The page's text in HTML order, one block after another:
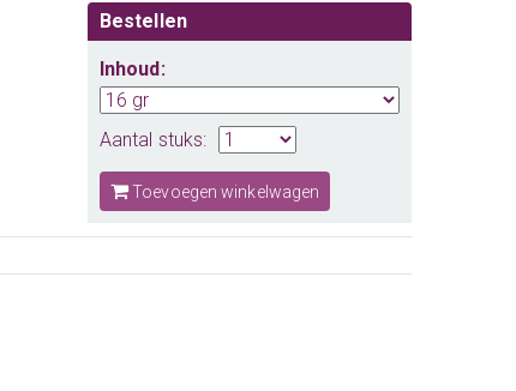
Bestellen
Inhoud:
Aantal stuks:
Toevoegen winkelwagen